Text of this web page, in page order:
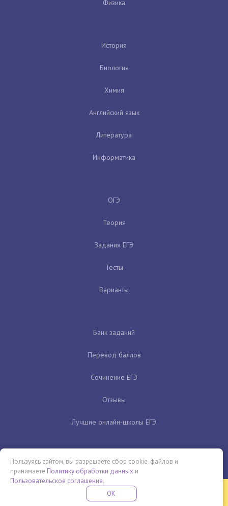
Физика
История
Биология
Химия
Английский язык
Литература
Информатика
ОГЭ
Теория
Задания ЕГЭ
Тесты
Варианты
Банк заданий
Перевод баллов
Сочинение ЕГЭ
Отзывы
Лучшие онлайн-школы ЕГЭ
Бесплатная летняя школа
ПРОВЕДИ ЭТО ЛЕТО С ПОЛЬЗОЙ
Пользуясь сайтом, вы разрешаете сбор cookie-файлов и
принимаете Политику обработки данных и
Пользовательское соглашение.
OK